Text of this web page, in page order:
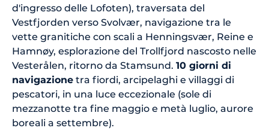
d'ingresso delle Lofoten), traversata del
Vestfjorden verso Svolvær, navigazione tra le
vette granitiche con scali a Henningsvær, Reine e
Hamnøy, esplorazione del Trollfjord nascosto nelle
Vesterålen, ritorno da Stamsund. 10 giorni di
navigazione tra fiordi, arcipelaghi e villaggi di
pescatori, in una luce eccezionale (sole di
mezzanotte tra fine maggio e metà luglio, aurore
boreali a settembre).